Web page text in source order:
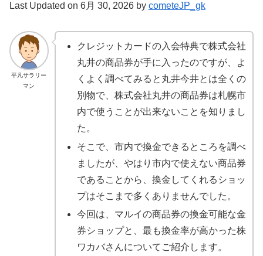
Last Updated on 6月 30, 2026 by cometeJP_gk
平凡サラリー
マン
クレジットカードの入会特典で株式会社
丸井の商品券が手に入ったのですが、よ
くよく調べてみると丸井今井とは全くの
別物で、株式会社丸井の商品券は札幌市
内で使うことが出来ないことを知りまし
た。
そこで、市内で換金できるところを調べ
ましたが、やはり市内で使えない商品券
であることから、換金してくれるショッ
プはそこまで多くありませんでした。
今回は、マルイの商品券の換金可能な金
券ショップと、最も換金率が高かった株
ワカバさんについてご紹介します。